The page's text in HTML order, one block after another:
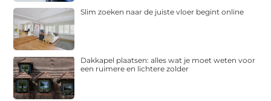
Slim zoeken naar de juiste vloer begint online
Dakkapel plaatsen: alles wat je moet weten voor
een ruimere en lichtere zolder